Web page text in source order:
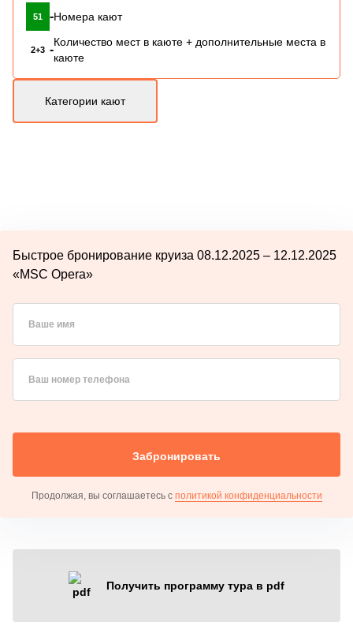
51 -Номера кают
2+3 -
Количество мест в каюте + дополнительные места в
каюте
Категории кают
Быстрое бронирование круиза 08.12.2025 – 12.12.2025
«MSC Opera»
Ваше имя
Ваш номер телефона
Забронировать
Продолжая, вы соглашаетесь с политикой конфиденциальности
Получить программу тура в pdf